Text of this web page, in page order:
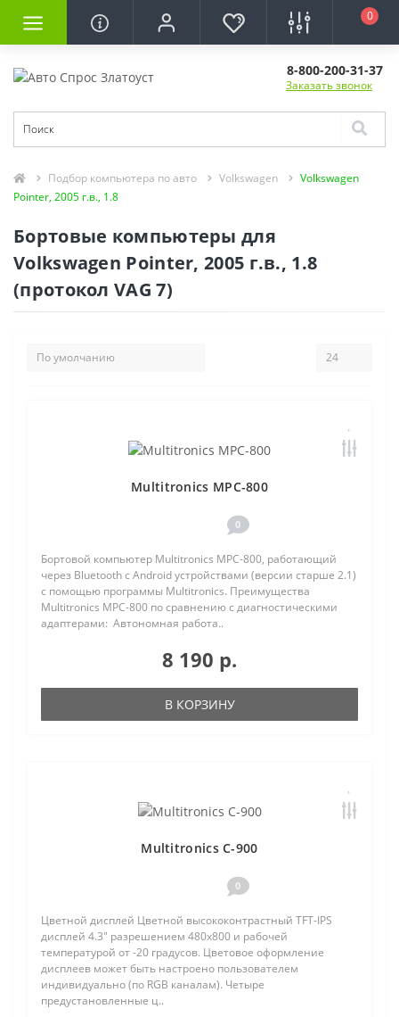
0
8-800-200-31-37
Заказать звонок
Подбор компьютера по авто Volkswagen
Volkswagen
Pointer, 2005 г.в., 1.8
Бортовые компьютеры для
Volkswagen Pointer, 2005 г.в., 1.8
(протокол VAG 7)
Multitronics MPC-800
0
Бортовой компьютер Multitronics MPC-800, работающий
через Bluetooth с Android устройствами (версии старше 2.1)
с помощью программы Multitronics. Преимущества
Multitronics MPC-800 по сравнению с диагностическими
адаптерами: Автономная работа..
8 190 р.
В КОРЗИНУ
Multitronics C-900
0
Цветной дисплей Цветной высококонтрастный TFT-IPS
дисплей 4.3" разрешением 480х800 и рабочей
температурой от -20 градусов. Цветовое оформление
дисплеев может быть настроено пользователем
индивидуально (по RGB каналам). Четыре
предустановленные ц..